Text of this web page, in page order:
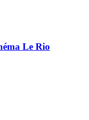
Le Rio